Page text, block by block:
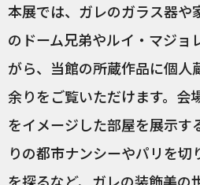
本展では、ガレのガラス器や
のドーム兄弟やルイ・マジョ
がら、当館の所蔵作品に個人
余りをご覧いただけます。会
をイメージした部屋を展示す
りの都市ナンシーやパリを切